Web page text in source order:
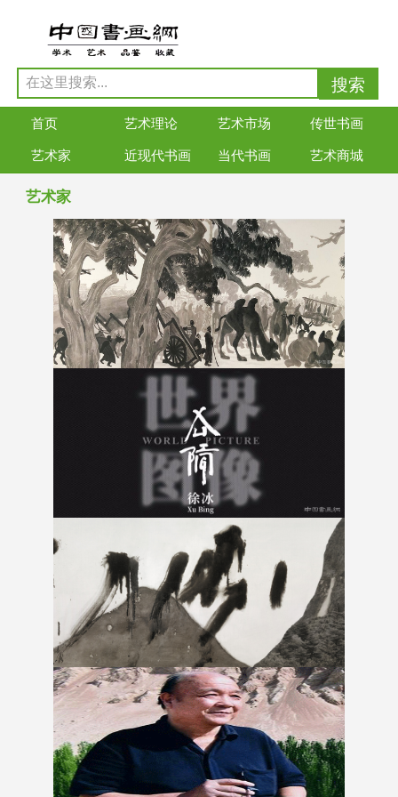
首页 艺术理论 艺术市场 传世书画
艺术家 近现代书画 当代书画 艺术商城
艺术家